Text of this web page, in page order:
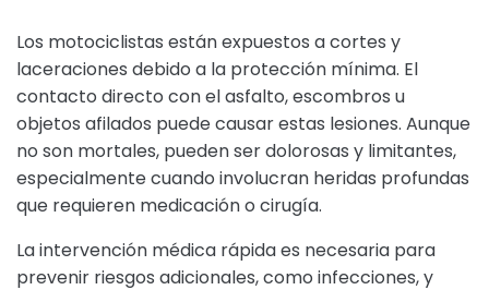
Los motociclistas están expuestos a cortes y
laceraciones debido a la protección mínima. El
contacto directo con el asfalto, escombros u
objetos afilados puede causar estas lesiones. Aunque
no son mortales, pueden ser dolorosas y limitantes,
especialmente cuando involucran heridas profundas
que requieren medicación o cirugía.
La intervención médica rápida es necesaria para
prevenir riesgos adicionales, como infecciones, y